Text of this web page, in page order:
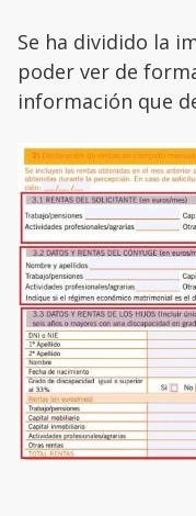
Se ha dividido la
poder ver de
información que